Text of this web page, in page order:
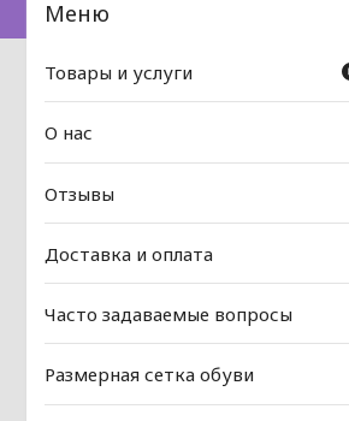
Товары и услуги
О нас
Отзывы
Доставка и оплата
Часто задаваемые вопросы
Размерная сетка обуви